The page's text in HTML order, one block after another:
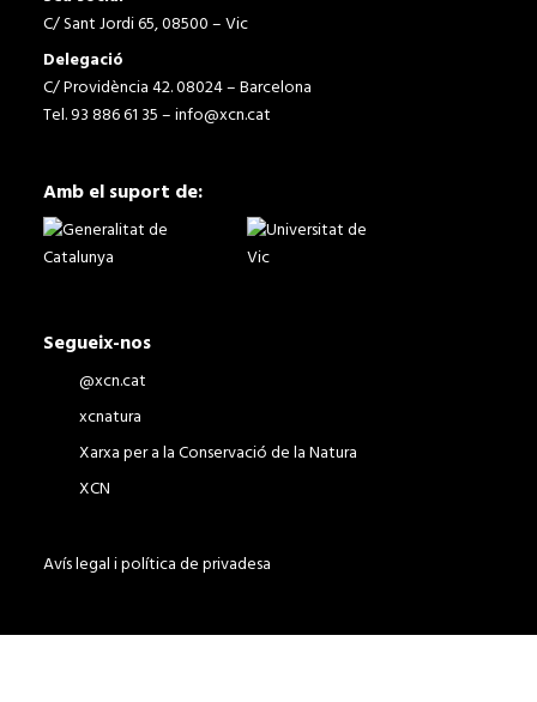
C/ Sant Jordi 65, 08500 – Vic
Delegació
C/ Providència 42. 08024 – Barcelona
Tel. 93 886 61 35 –info@xcn.cat
Amb el suport de:
Segueix-nos
@xcn.cat
xcnatura
Xarxa per a la Conservació de la Natura
XCN
Avís legal i política de privadesa